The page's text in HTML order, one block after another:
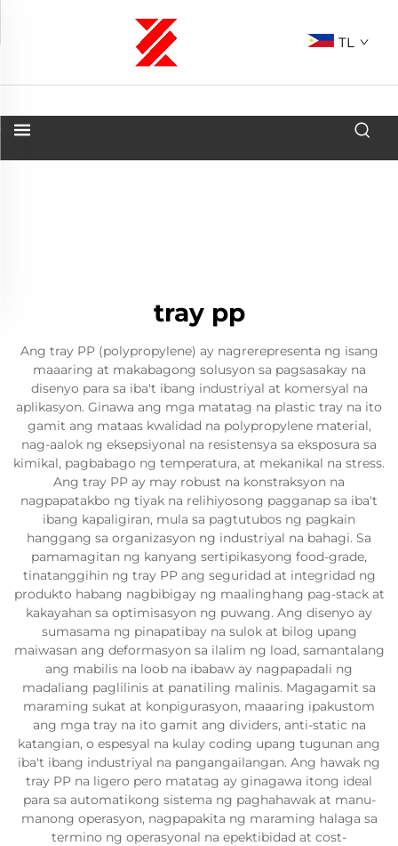
TL
tray pp
Ang tray PP (polypropylene) ay nagrerepresenta ng isang
maaaring at makabagong solusyon sa pagsasakay na
disenyo para sa iba't ibang industriyal at komersyal na
aplikasyon. Ginawa ang mga matatag na plastic tray na ito
gamit ang mataas kwalidad na polypropylene material,
nag-aalok ng eksepsiyonal na resistensya sa eksposura sa
kimikal, pagbabago ng temperatura, at mekanikal na stress.
Ang tray PP ay may robust na konstraksyon na
nagpapatakbo ng tiyak na relihiyosong pagganap sa iba't
ibang kapaligiran, mula sa pagtutubos ng pagkain
hanggang sa organizasyon ng industriyal na bahagi. Sa
pamamagitan ng kanyang sertipikasyong food-grade,
tinatanggihin ng tray PP ang seguridad at integridad ng
produkto habang nagbibigay ng maalinghang pag-stack at
kakayahan sa optimisasyon ng puwang. Ang disenyo ay
sumasama ng pinapatibay na sulok at bilog upang
maiwasan ang deformasyon sa ilalim ng load, samantalang
ang mabilis na loob na ibabaw ay nagpapadali ng
madaliang paglilinis at panatiling malinis. Magagamit sa
maraming sukat at konpigurasyon, maaaring ipakustom
ang mga tray na ito gamit ang dividers, anti-static na
katangian, o espesyal na kulay coding upang tugunan ang
iba't ibang industriyal na pangangailangan. Ang hawak ng
tray PP na ligero pero matatag ay ginagawa itong ideal
para sa automatikong sistema ng paghahawak at manu-
manong operasyon, nagpapakita ng maraming halaga sa
termino ng operasyonal na epektibidad at cost-